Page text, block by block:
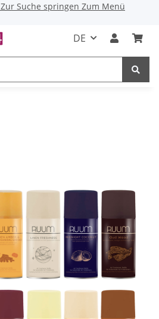
Zur Suche springen Zum Menü
DE